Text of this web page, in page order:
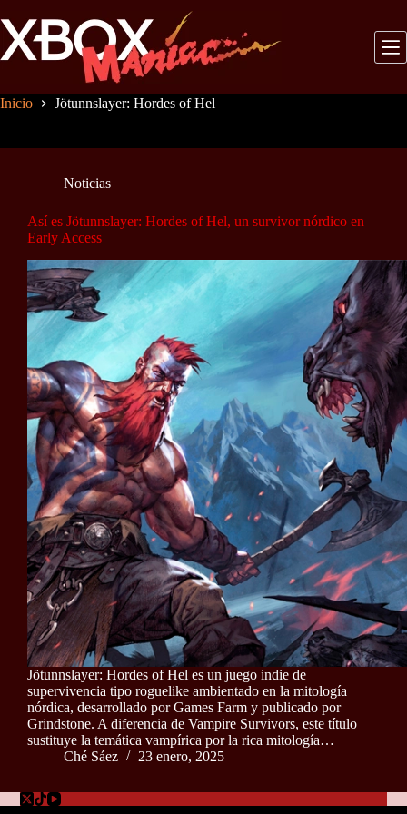
al
contenido
Inicio Jötunnslayer: Hordes of Hel
Noticias
Así es Jötunnslayer: Hordes of Hel, un survivor nórdico en
Early Access
Jötunnslayer: Hordes of Hel es un juego indie de
supervivencia tipo roguelike ambientado en la mitología
nórdica, desarrollado por Games Farm y publicado por
Grindstone. A diferencia de Vampire Survivors, este título
sustituye la temática vampírica por la rica mitología…
Ché Sáez
23 enero, 2025